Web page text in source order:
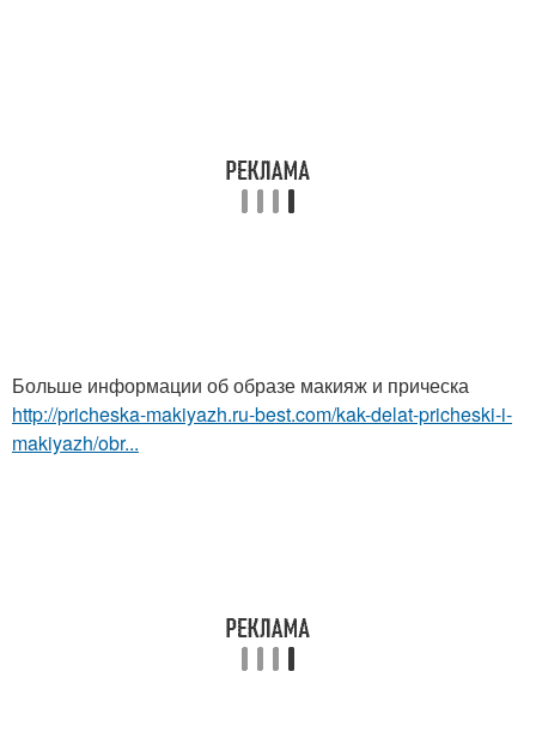
Больше информации об образе макияж и прическа
http://pricheska-makiyazh.ru-best.com/kak-delat-pricheski-i-
makiyazh/obr...